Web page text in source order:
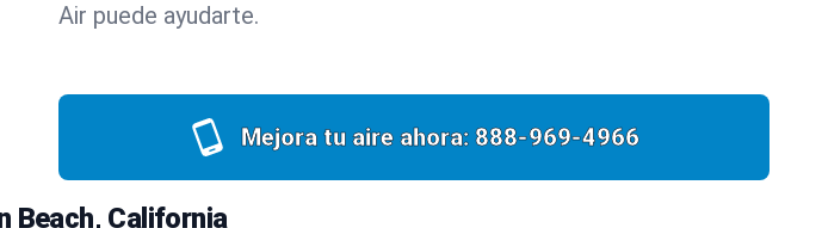
Air puede ayudarte.
Mejora tu aire ahora: 888-969-4966
Beach, California